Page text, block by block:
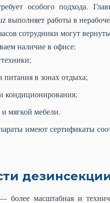
особого подхода.
выполняет работы в
сотрудники могут
наличие в офисе:
в зонах отдыха;
кондиционирования;
мягкой мебели.
имеют сертификаты
более масштабная и